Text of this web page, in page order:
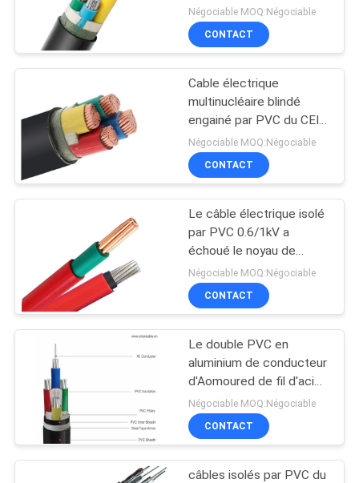
câble empaqueté
par antenne
Câble engainé par
caoutchouc
95
câbles de
commande
76
souterrain électrique de
gaine de PVC de câble
Négociable MOQ:Négociable
CONTACT
Cable électrique
multinucléaire blindé
engainé par PVC du CEI
60228 du CEI 60502
4x240mm2
Négociable MOQ:Négociable
CONTACT
Le câble électrique isolé
par PVC 0.6/1kV a
échoué le noyau de
cuivre du conducteur un
par 1.5mm2~300mm2
Négociable MOQ:Négociable
CONTACT
Le double PVC en
aluminium de conducteur
d'Aomoured de fil d'acier
a isolé la puissance
Cablewith 0,6 câbles
électriques de noyaux de
Négociable MOQ:Négociable
CONTACT
câbles isolés par PVC du